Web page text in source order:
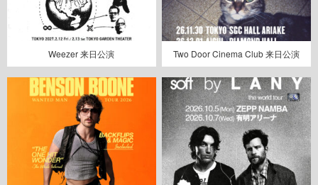
Weezer 来日公演 Two Door Cinema Club 来日公演